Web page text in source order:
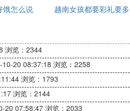
的
饿怎么说
越南女孩都要彩礼要多
浏览：2344
10-20 08:37:18 浏览：2258
浏览：1793
浏览：2144
20 07:58:47 浏览：2033